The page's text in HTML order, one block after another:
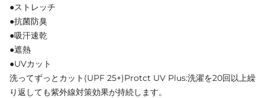
●ストレッチ
●抗菌防臭
●吸汗速乾
●遮熱
●UVカット
洗ってずっとカット(UPF 25+)Protct UV Plus:洗濯を20回以上繰
り返しても紫外線対策効果が持続します。